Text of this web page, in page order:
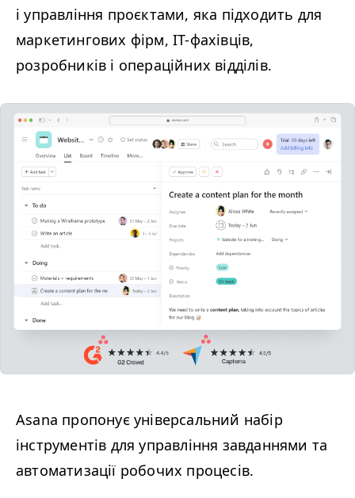
і управління проєктами, яка підходить для
маркетингових фірм, IT-фахівців,
розробників і операційних відділів.
Asana пропонує універсальний набір
інструментів для управління завданнями та
автоматизації робочих процесів.